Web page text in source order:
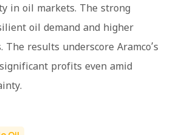
in oil markets. The strong
oil demand and higher
The results underscore Aramco’s
profits even amid